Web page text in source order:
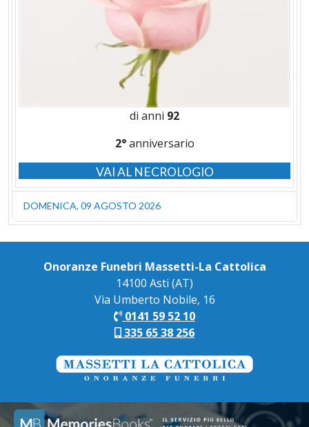
di anni 92
2°anniversario
VAI AL NECROLOGIO
DOMENICA, 09 AGOSTO 2026
Onoranze Funebri Massetti-La Cattolica
14100 Asti (AT)
Via Umberto Nobile, 16
0141 59 52 10
335 65 38 256